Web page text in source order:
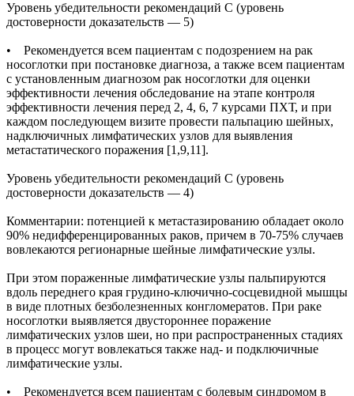
Уровень убедительности рекомендаций С (уровень
достоверности доказательств — 5)
• Рекомендуется всем пациентам с подозрением на рак
носоглотки при постановке диагноза, а также всем пациентам
с установленным диагнозом рак носоглотки для оценки
эффективности лечения обследование на этапе контроля
эффективности лечения перед 2, 4, 6, 7 курсами ПХТ, и при
каждом последующем визите провести пальпацию шейных,
надключичных лимфатических узлов для выявления
метастатического поражения [1,9,11].
Уровень убедительности рекомендаций С (уровень
достоверности доказательств — 4)
Комментарии: потенцией к метастазированию обладает около
90% недифференцированных раков, причем в 70-75% случаев
вовлекаются регионарные шейные лимфатические узлы.
При этом пораженные лимфатические узлы пальпируются
вдоль переднего края грудино-ключично-сосцевидной мышцы
в виде плотных безболезненных конгломератов. При раке
носоглотки выявляется двустороннее поражение
лимфатических узлов шеи, но при распространенных стадиях
в процесс могут вовлекаться также над- и подключичные
лимфатические узлы.
• Рекомендуется всем пациентам с болевым синдромом в